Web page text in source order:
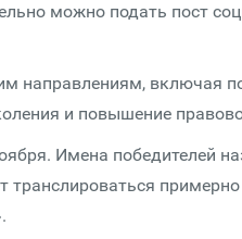
можно подать пост
направлениям, включая
и повышение
Имена победителей
транслироваться